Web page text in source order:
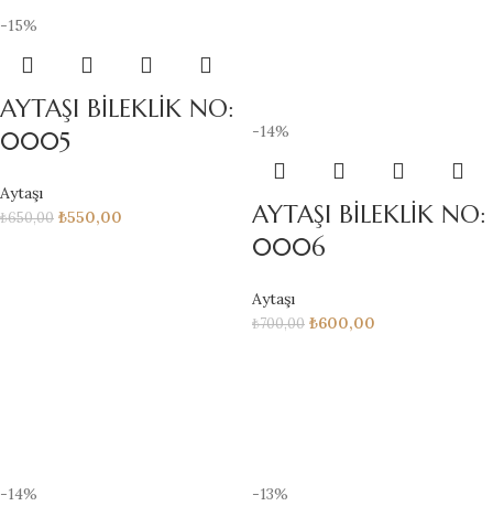
-15%
AYTAŞI BİLEKLİK NO:
0005
Aytaşı
₺650,00 ₺550,00
-14%
AYTAŞI BİLEKLİK NO:
0006
Aytaşı
₺700,00 ₺600,00
-14% -13%